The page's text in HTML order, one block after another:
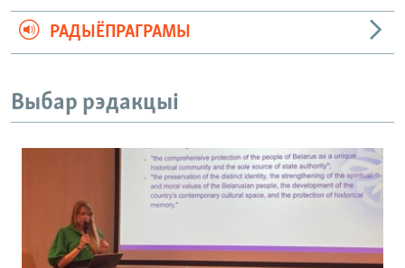
РАДЫЁПРАГРАМЫ
Выбар рэдакцыі